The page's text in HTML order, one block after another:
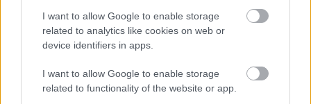
I want to allow Google to enable storage
related to analytics like cookies on web or
device identifiers in apps.
I want to allow Google to enable storage
related to functionality of the website or app.